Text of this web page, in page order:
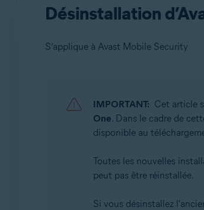
Désinstallation
S’applique à Avast Mobile Security
Avast Mobile Security
Systèmes d'exploitation:
Android et iOS
IMPORTANT: Cet article
One. Dans le cadre de
disponible au
Toutes les nouvelles
peut pas être réinstallée.
Si vous désinstallez